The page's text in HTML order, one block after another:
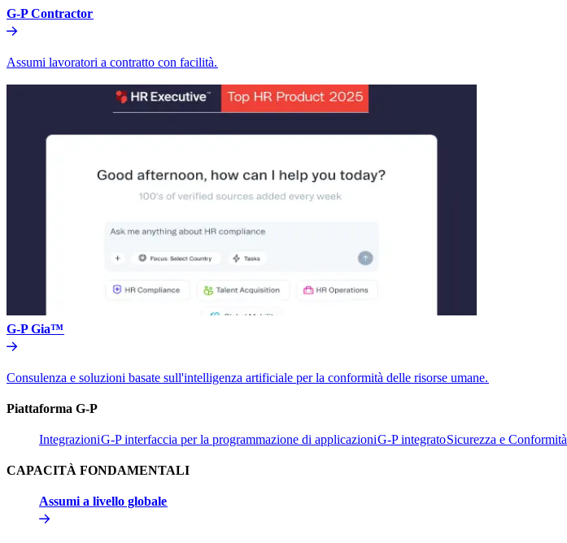
G-P Contractor​​
Assumi lavoratori a contratto con facilità.​​
G-P Gia™​​
Consulenza e soluzioni basate sull'intelligenza artificiale per la conformità delle risorse umane.​​
Piattaforma G-P​​
Integrazioni​​G-P interfaccia per la programmazione di applicazioni​​G-P integrato​​Sicurezza e Conformità​​
CAPACITÀ FONDAMENTALI​​
Assumi a livello globale​​